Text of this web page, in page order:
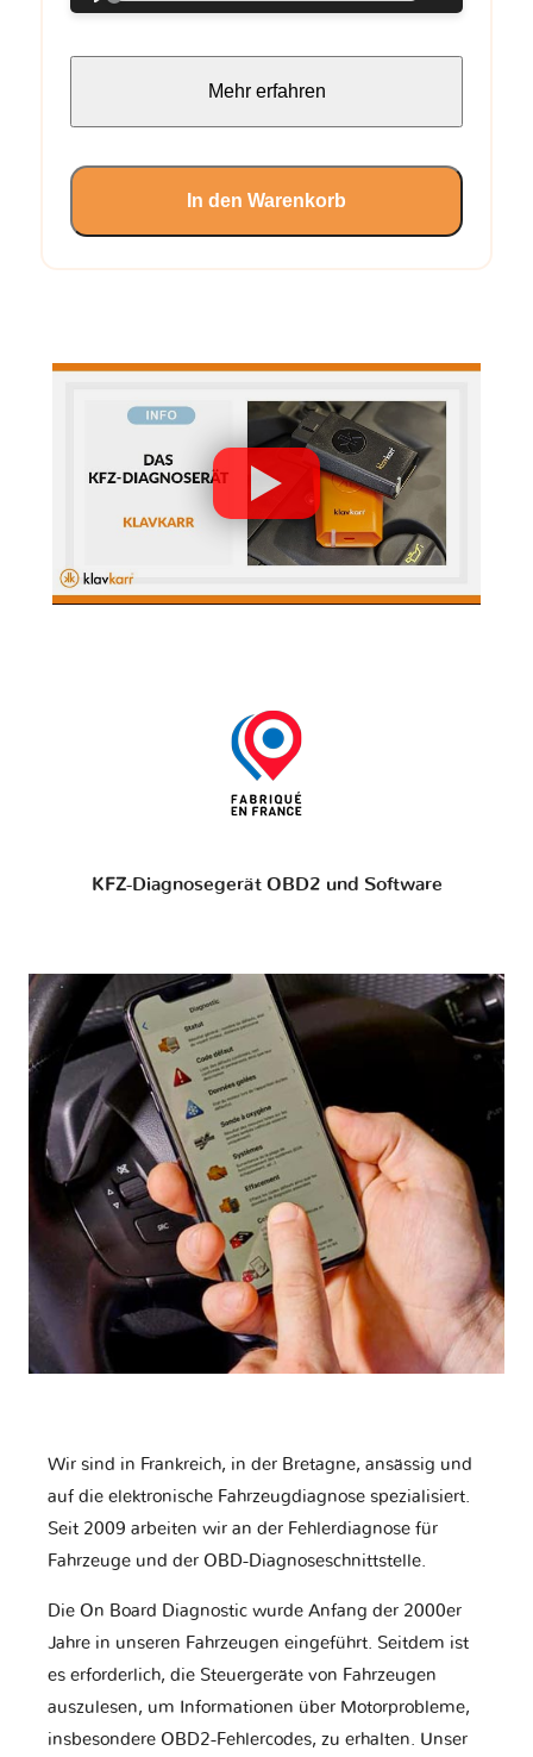
Mehr erfahren
In den Warenkorb
KFZ-Diagnosegerät OBD2 und Software
Wir sind in Frankreich, in der Bretagne, ansässig und
auf die elektronische Fahrzeugdiagnose spezialisiert.
Seit 2009 arbeiten wir an der Fehlerdiagnose für
Fahrzeuge und der OBD-Diagnoseschnittstelle.
Die On Board Diagnostic wurde Anfang der 2000er
Jahre in unseren Fahrzeugen eingeführt. Seitdem ist
es erforderlich, die Steuergeräte von Fahrzeugen
auszulesen, um Informationen über Motorprobleme,
insbesondere OBD2-Fehlercodes, zu erhalten. Unser